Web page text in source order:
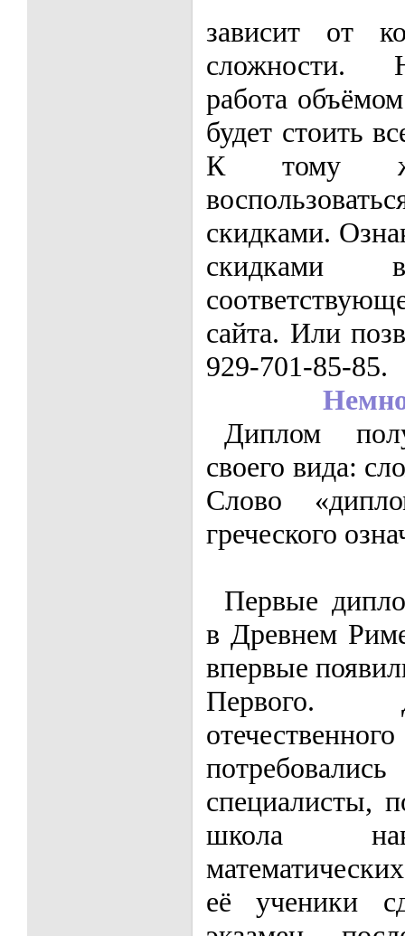
зависит от
сложности.
работа
будет стоить
К тому
скидками.
сайта. Или
929-701-85-85.
Диплом
своего вида:
Слово
греческого
Первые
в Древнем
впервые
Первого.
специалисты,
школа
её ученики